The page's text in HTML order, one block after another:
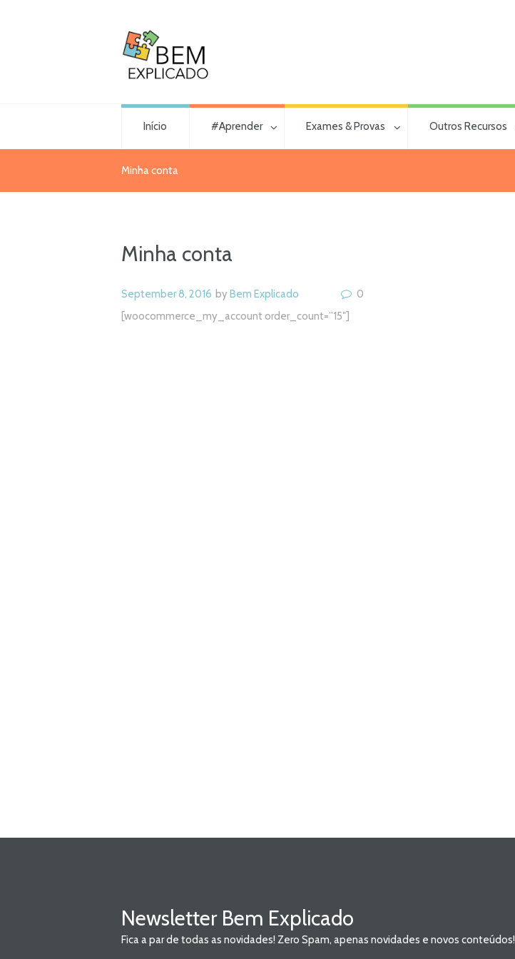
Início #Aprender Exames & Provas Outros Recursos
Minha conta
Minha conta
September 8, 2016 byBem Explicado
0
[woocommerce_my_account order_count=”15″]
Newsletter Bem Explicado
Fica a par de todas as novidades! Zero Spam, apenas novidades e novos conteúdos!